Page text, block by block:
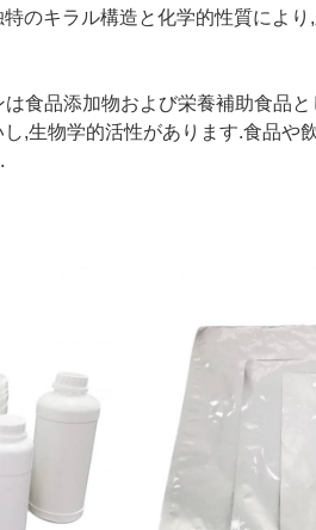
のキラル構造と化学的性質によ
食品添加物および栄養補助食品
,生物学的活性があります.食品や